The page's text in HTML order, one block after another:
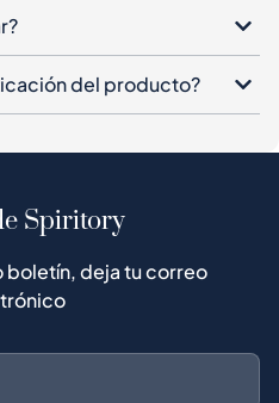
del producto?
Spiritory
boletín, deja tu correo